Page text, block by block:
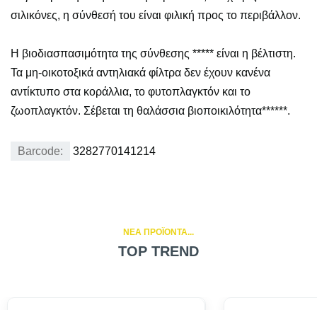
σιλικόνες, η σύνθεσή του είναι φιλική προς το περιβάλλον.
Η βιοδιασπασιμότητα της σύνθεσης ***** είναι η βέλτιστη.
Τα μη-οικοτοξικά αντηλιακά φίλτρα δεν έχουν κανένα
αντίκτυπο στα κοράλλια, το φυτοπλαγκτόν και το
ζωοπλαγκτόν. Σέβεται τη θαλάσσια βιοποικιλότητα******.
Barcode: 3282770141214
NEA ΠΡΟΪΟΝΤΑ...
TOP TREND